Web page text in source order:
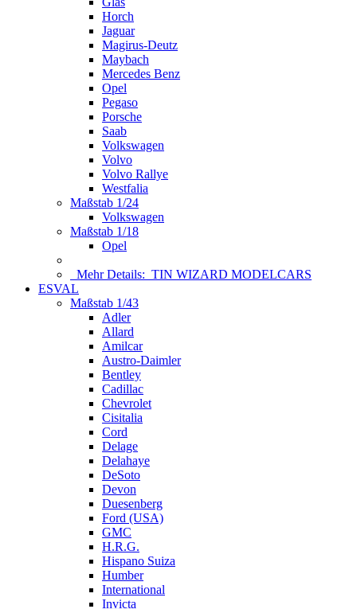
Horch
Jaguar
Magirus-Deutz
Maybach
Mercedes Benz
Opel
Pegaso
Porsche
Saab
Volkswagen
Volvo
Volvo Rallye
Westfalia
Maßstab 1/24
Volkswagen
Maßstab 1/18
Opel
Mehr Details: TIN WIZARD MODELCARS
ESVAL
Maßstab 1/43
Adler
Allard
Amilcar
Austro-Daimler
Bentley
Cadillac
Chevrolet
Cisitalia
Cord
Delage
Delahaye
DeSoto
Devon
Duesenberg
Ford (USA)
GMC
H.R.G.
Hispano Suiza
Humber
International
Invicta